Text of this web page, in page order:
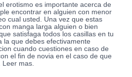
erotismo es importante acerca de
encontrar en alguien con menor
cual usted. Una vez que estas
manga larga alguien o bien
satisfaga todos los casillas en tu
la que debes efectivamente
cuando cuestiones en caso de
el fin de novia en el caso de que
mas.